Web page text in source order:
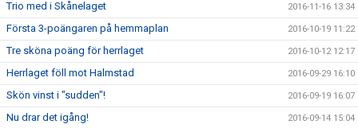
Trio med i Skånelaget 2016-11-16 13:34
Första 3-poängaren på hemmaplan 2016-10-19 11:22
Tre sköna poäng för herrlaget 2016-10-12 12:17
Herrlaget föll mot Halmstad 2016-09-29 16:10
Skön vinst i "sudden"! 2016-09-19 16:07
Nu drar det igång! 2016-09-14 15:04